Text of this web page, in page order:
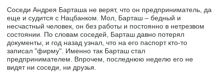
Соседи Андрея Барташа не верят, что он предприниматель, да
еще и судится с Нацбанком. Мол, Барташ – бедный и
несчастный человек, он без работы и постоянно в нетрезвом
состоянии. По словам соседей, Барташ давно потерял
документы, и год назад узнал, что на его паспорт кто-то
записал "фирму". Именно так Барташ стал
предпринимателем. Впрочем, последнюю неделю его не
видят ни соседи, ни друзья.